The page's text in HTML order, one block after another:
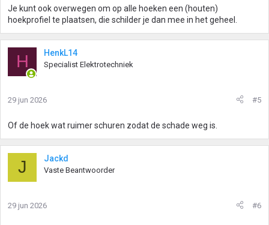
Je kunt ook overwegen om op alle hoeken een (houten)
hoekprofiel te plaatsen, die schilder je dan mee in het geheel.
H HenkL14
Specialist Elektrotechniek
29 jun 2026 #5
Of de hoek wat ruimer schuren zodat de schade weg is.
J Jackd
Vaste Beantwoorder
29 jun 2026 #6